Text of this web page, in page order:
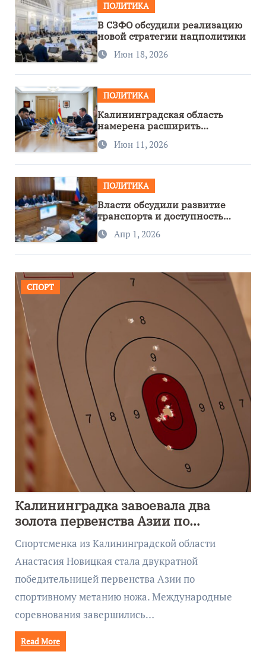
ПОЛИТИКА
В СЗФО обсудили реализацию
новой стратегии нацполитики
Июн 18, 2026
ПОЛИТИКА
Калининградская область
намерена расширить
сотрудничество с Узбекистаном
Июн 11, 2026
ПОЛИТИКА
Власти обсудили развитие
транспорта и доступность
региона
Апр 1, 2026
СПОРТ
Калининградка завоевала два
золота первенства Азии по
метанию ножа
Спортсменка из Калининградской области
Анастасия Новицкая стала двукратной
победительницей первенства Азии по
спортивному метанию ножа. Международные
соревнования завершились…
Read More